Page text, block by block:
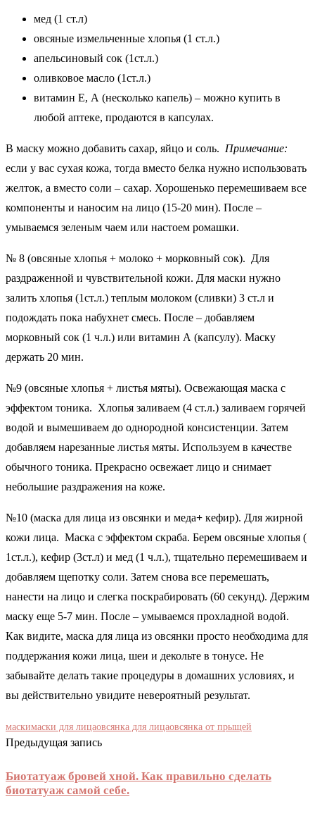
мед (1 ст.л)
овсяные измельченные хлопья (1 ст.л.)
апельсиновый сок (1ст.л.)
оливковое масло (1ст.л.)
витамин Е, А (несколько капель) – можно купить в
любой аптеке, продаются в капсулах.
В маску можно добавить сахар, яйцо и соль. Примечание:
если у вас сухая кожа, тогда вместо белка нужно использовать
желток, а вместо соли – сахар. Хорошенько перемешиваем все
компоненты и наносим на лицо (15-20 мин). После –
умываемся зеленым чаем или настоем ромашки.
№ 8 (овсяные хлопья + молоко + морковный сок). Для
раздраженной и чувствительной кожи. Для маски нужно
залить хлопья (1ст.л.) теплым молоком (сливки) 3 ст.л и
подождать пока набухнет смесь. После – добавляем
морковный сок (1 ч.л.) или витамин А (капсулу). Маску
держать 20 мин.
№9 (овсяные хлопья + листья мяты). Освежающая маска с
эффектом тоника. Хлопья заливаем (4 ст.л.) заливаем горячей
водой и вымешиваем до однородной консистенции. Затем
добавляем нарезанные листья мяты. Используем в качестве
обычного тоника. Прекрасно освежает лицо и снимает
небольшие раздражения на коже.
№10 (маска для лица из овсянки и меда+ кефир). Для жирной
кожи лица. Маска с эффектом скраба. Берем овсяные хлопья (
1ст.л.), кефир (3ст.л) и мед (1 ч.л.), тщательно перемешиваем и
добавляем щепотку соли. Затем снова все перемешать,
нанести на лицо и слегка поскрабировать (60 секунд). Держим
маску еще 5-7 мин. После – умываемся прохладной водой.
Как видите, маска для лица из овсянки просто необходима для
поддержания кожи лица, шеи и декольте в тонусе. Не
забывайте делать такие процедуры в домашних условиях, и
вы действительно увидите невероятный результат.
маскимаски для лицаовсянка для лицаовсянка от прыщей
Предыдущая запись
Биотатуаж бровей хной. Как правильно сделать
биотатуаж самой себе.